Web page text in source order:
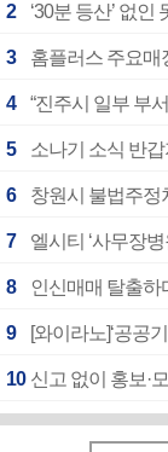
2 ‘30분 등산’ 없
3 홈플러스 주요매
4 “진주시 일부 부
5 소나기 소식 반
6 창원시 불법주정
7 엘시티 ‘사무장
8 인신매매 탈출하
9 [와이라노]‘공공
10 신고 없이 홍보·